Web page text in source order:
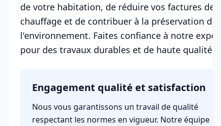
de votre habitation, de réduire vos factures de
chauffage et de contribuer à la préservation de
l'environnement. Faites confiance à notre
pour des travaux durables et de haute qualité.
Engagement qualité et satisfaction
Nous vous garantissons un travail de qualité
respectant les normes en vigueur. Notre équipe